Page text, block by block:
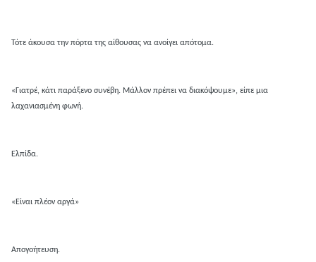
Τότε άκουσα την πόρτα της αίθουσας να ανοίγει απότομα.
«Γιατρέ, κάτι παράξενο συνέβη. Μάλλον πρέπει να διακόψουμε», είπε μια
λαχανιασμένη φωνή.
Ελπίδα.
«Είναι πλέον αργά»
Απογοήτευση.